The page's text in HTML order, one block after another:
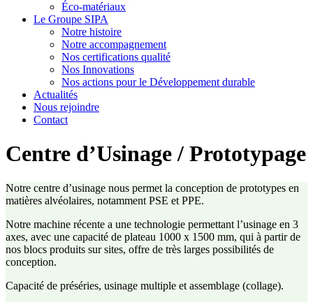
Éco-matériaux
Le Groupe SIPA
Notre histoire
Notre accompagnement
Nos certifications qualité
Nos Innovations
Nos actions pour le Développement durable
Actualités
Nous rejoindre
Contact
Centre d’Usinage / Prototypage
Notre centre d’usinage nous permet la conception de prototypes en
matières alvéolaires, notamment PSE et PPE.
Notre machine récente a une technologie permettant l’usinage en 3
axes, avec une capacité de plateau 1000 x 1500 mm, qui à partir de
nos blocs produits sur sites, offre de très larges possibilités de
conception.
Capacité de préséries, usinage multiple et assemblage (collage).